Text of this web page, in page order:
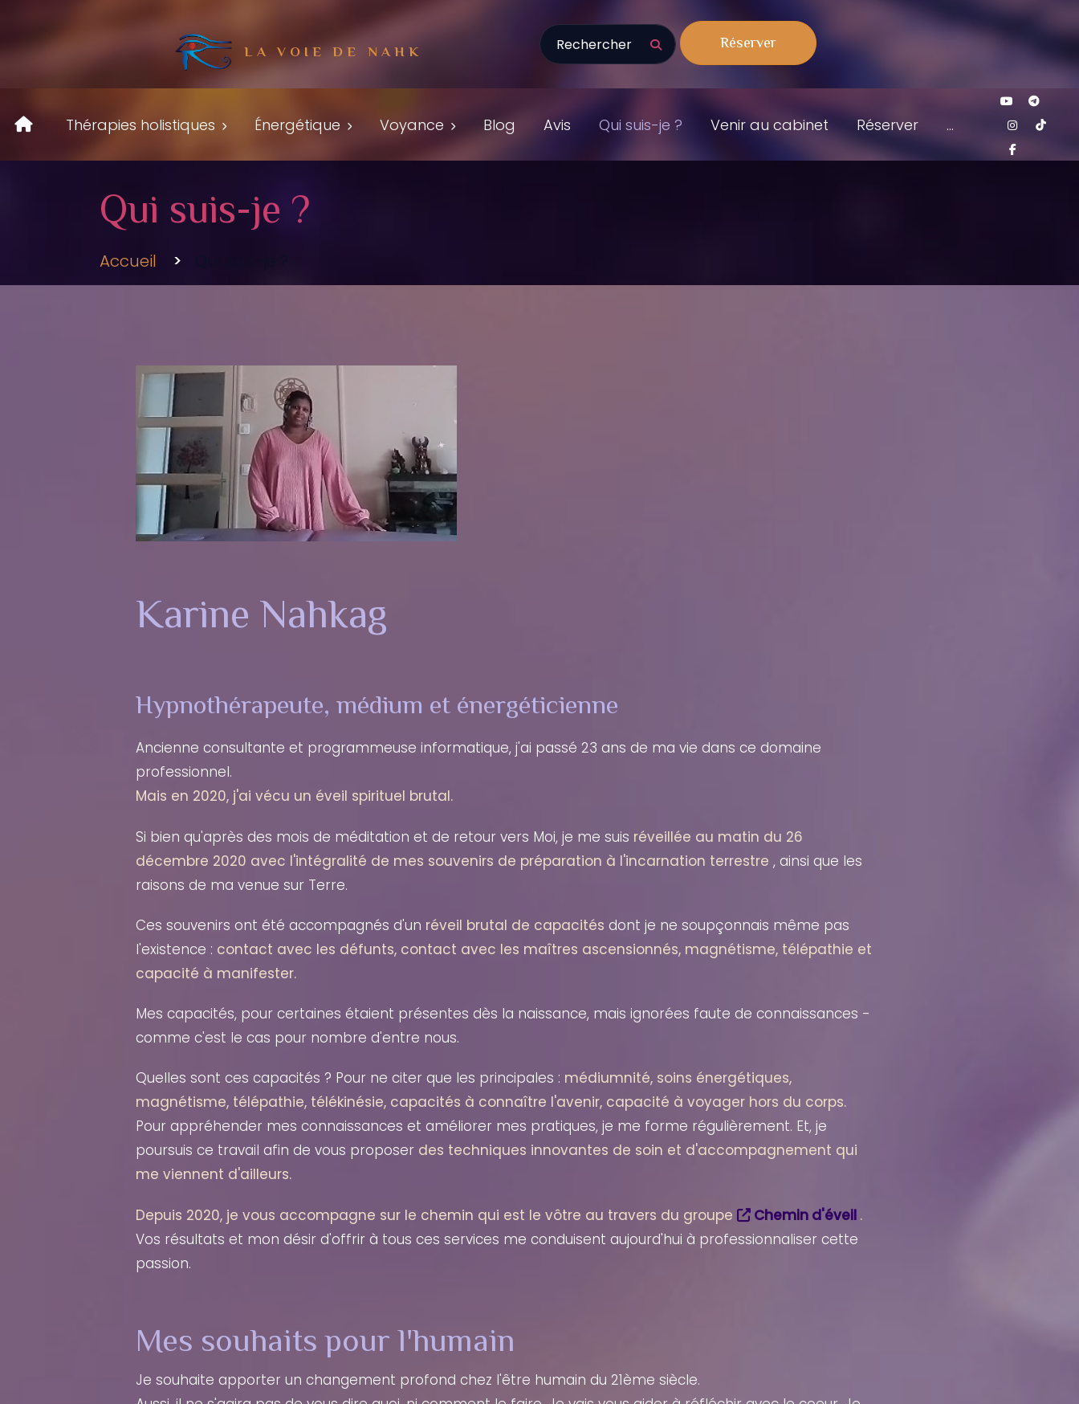
LA VOIE DE NAHK
Votre recherche :
RechercherRéserver
Thérapies holistiques Énergétique Voyance Blog Avis Qui suis-je ? Venir au cabinet Réserver ...
Qui suis-je ?
Accueil
Karine Nahkag
Hypnothérapeute, médium et énergéticienne
Ancienne consultante et programmeuse informatique, j'ai passé 23 ans de ma vie dans ce domaine
professionnel.
Mais en 2020, j'ai vécu un éveil spirituel brutal.
Si bien qu'après des mois de méditation et de retour vers Moi, je me suis réveillée au matin du 26
décembre 2020 avec l'intégralité de mes souvenirs de préparation à l'incarnation terrestre , ainsi que les
raisons de ma venue sur Terre.
Ces souvenirs ont été accompagnés d'un réveil brutal de capacités dont je ne soupçonnais même pas
l'existence : contact avec les défunts, contact avec les maîtres ascensionnés, magnétisme, télépathie et
capacité à manifester.
Mes capacités, pour certaines étaient présentes dès la naissance, mais ignorées faute de connaissances -
comme c'est le cas pour nombre d'entre nous.
Quelles sont ces capacités ? Pour ne citer que les principales : médiumnité, soins énergétiques,
magnétisme, télépathie, télékinésie, capacités à connaître l'avenir, capacité à voyager hors du corps.
Pour appréhender mes connaissances et améliorer mes pratiques, je me forme régulièrement. Et, je
poursuis ce travail afin de vous proposer des techniques innovantes de soin et d'accompagnement qui
me viennent d'ailleurs.
Depuis 2020, je vous accompagne sur le chemin qui est le vôtre au travers du groupe Chemin d'éveil .
Vos résultats et mon désir d'offrir à tous ces services me conduisent aujourd'hui à professionnaliser cette
passion.
Mes souhaits pour l'humain
Je souhaite apporter un changement profond chez l'être humain du 21ème siècle.